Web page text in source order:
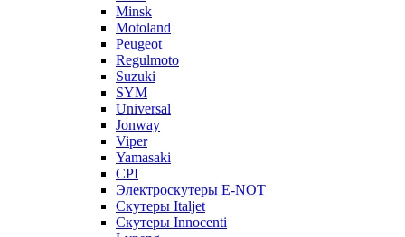
Minsk
Motoland
Peugeot
Regulmoto
Suzuki
SYM
Universal
Jonway
Viper
Yamasaki
CPI
Электроскутеры E-NOT
Скутеры Italjet
Скутеры Innocenti